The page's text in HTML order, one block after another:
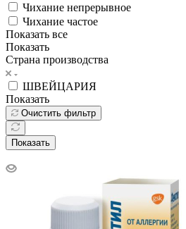
Чихание непрерывное
Чихание частое
Показать все
Показать
Страна производства
ШВЕЙЦАРИЯ
Показать
Очистить фильтр
Показать